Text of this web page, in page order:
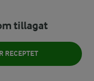
tillagat
RECEPTET